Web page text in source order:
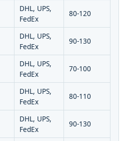
DHL, UPS,
FedEx
80-120
DHL, UPS,
FedEx
90-130
DHL, UPS,
FedEx
70-100
DHL, UPS,
FedEx
80-110
DHL, UPS,
FedEx
90-130